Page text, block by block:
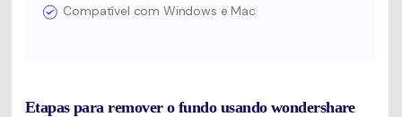
Compatível com Windows e Mac
Etapas para remover o fundo usando wondershare